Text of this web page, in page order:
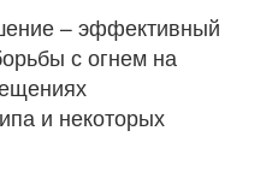
– эффективный
с огнем на
и некоторых